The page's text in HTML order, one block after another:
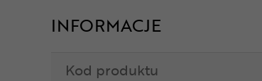
INFORMACJE
Kod produktu